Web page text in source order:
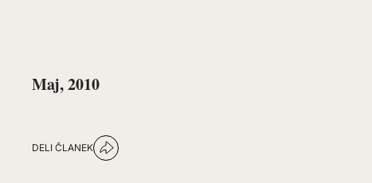
Maj, 2010
DELI ČLANEK